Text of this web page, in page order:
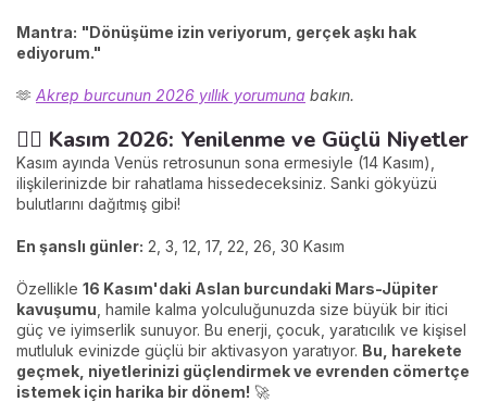
Mantra: "Dönüşüme izin veriyorum, gerçek aşkı hak
ediyorum."
🫶 Akrep burcunun 2026 yıllık yorumuna bakın.
🧘‍♀️ Kasım 2026: Yenilenme ve Güçlü Niyetler
Kasım ayında Venüs retrosunun sona ermesiyle (14 Kasım),
ilişkilerinizde bir rahatlama hissedeceksiniz. Sanki gökyüzü
bulutlarını dağıtmış gibi!
En şanslı günler: 2, 3, 12, 17, 22, 26, 30 Kasım
Özellikle 16 Kasım'daki Aslan burcundaki Mars-Jüpiter
kavuşumu , hamile kalma yolculuğunuzda size büyük bir itici
güç ve iyimserlik sunuyor. Bu enerji, çocuk, yaratıcılık ve kişisel
mutluluk evinizde güçlü bir aktivasyon yaratıyor. Bu, harekete
geçmek, niyetlerinizi güçlendirmek ve evrenden cömertçe
istemek için harika bir dönem! 🚀